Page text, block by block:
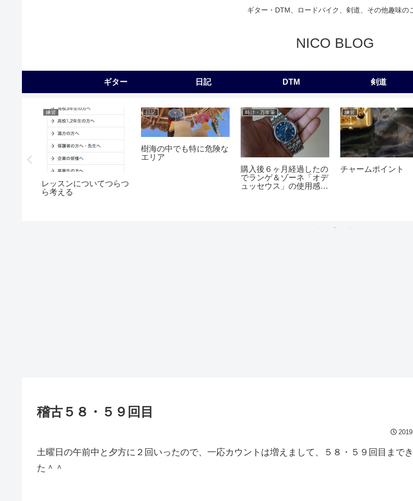
ギター・DTM、ロードバイク、剣道、その他趣味の
NICO BLOG
ギター 日記 DTM 剣道
練習
レッスンについてつらつ
ら考える
日記
樹海の中でも特に危険な
エリア
時計・万年筆
購入後６ヶ月経過したの
でランゲ＆ゾーネ「オデ
ュッセウス」の使用感に
練習
チャームポイント
稽古５８・５９回目
土曜日の午前中と夕方に２回いったので、一応カウントは増えまして、５８・５９回目まで
た＾＾